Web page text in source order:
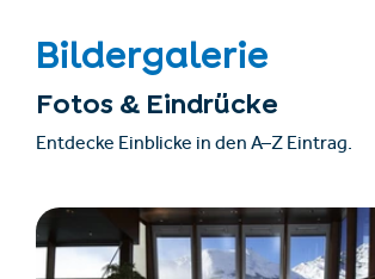
Bildergalerie
Fotos & Eindrücke
Entdecke Einblicke in den A–Z Eintrag.